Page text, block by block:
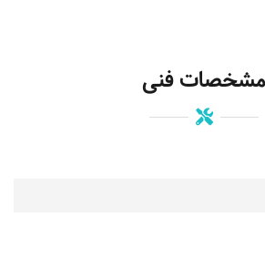
مشخصات فنی